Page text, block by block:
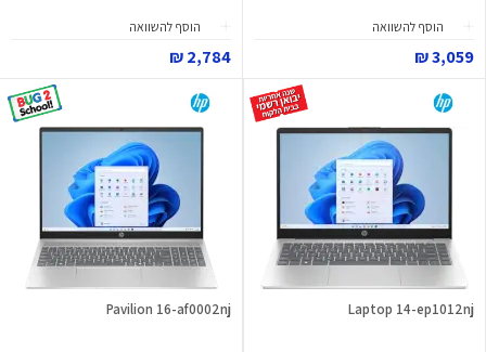
הוסף להשוואה
3,059 ₪
הוסף להשוואה
2,784 ₪
Laptop 14-ep1012nj
Pavilion 16-af0002nj